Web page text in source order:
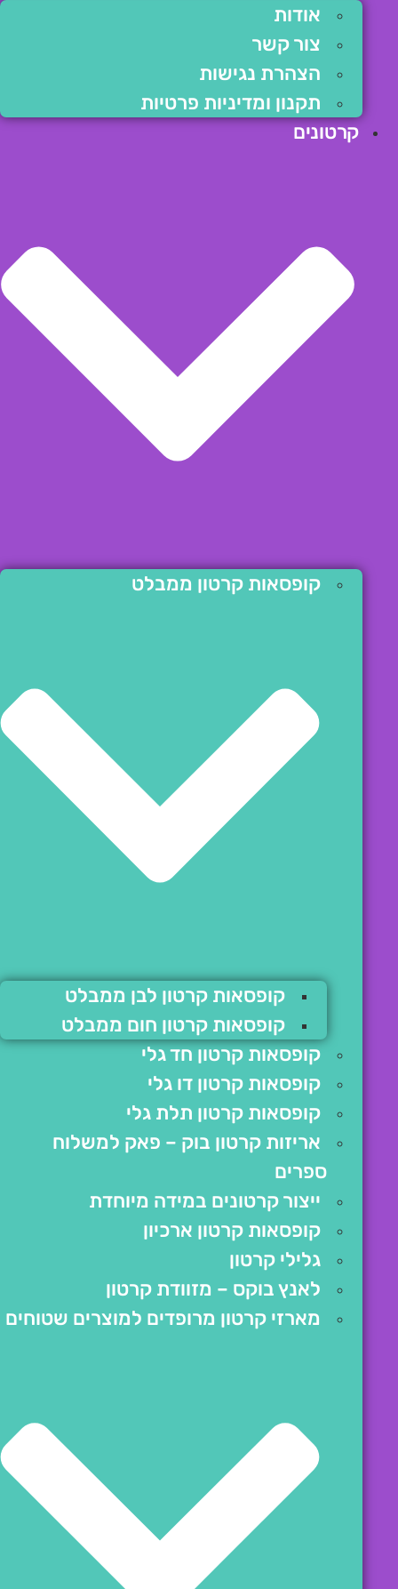
אודות
צור קשר
הצהרת נגישות
תקנון ומדיניות פרטיות
קרטונים
קופסאות קרטון ממבלט
קופסאות קרטון לבן ממבלט
קופסאות קרטון חום ממבלט
קופסאות קרטון חד גלי
קופסאות קרטון דו גלי
קופסאות קרטון תלת גלי
אריזות קרטון בוק – פאק למשלוח
ספרים
ייצור קרטונים במידה מיוחדת
קופסאות קרטון ארכיון
גלילי קרטון
לאנץ בוקס – מזוודת קרטון
מארזי קרטון מרופדים למוצרים שטוחים